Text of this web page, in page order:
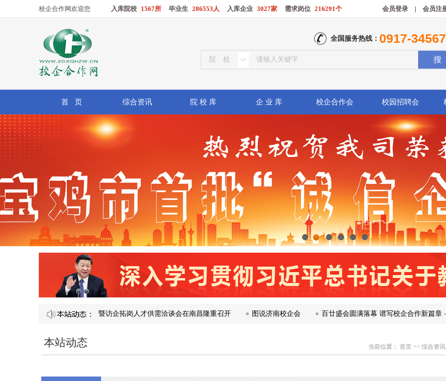
校企合作网欢迎您 入库院校 1567所 毕业生 286553人 入库企业 3027家 需求岗位 216291个 会员登录 | 会员注
全国服务热线： 0917-
首 页 综合资讯 院 校 库 企 业 库 校企合作会 校园招聘会
1 2 3 4 5 6
届产教融合校企合作暨访企拓岗人才供需洽谈会在南昌隆重召开​ 图说济南校企会 百廿盛会圆满落幕 谱写校企合作新篇章 ——
本站动态 当前位置： 首页 >> 综合资讯